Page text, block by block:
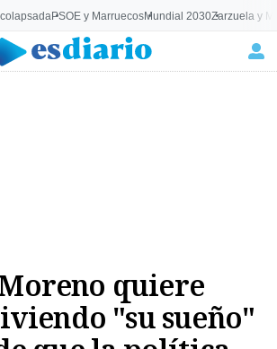
PSOE y MarruecosMundial 2030Zarzuela y
quiere
"su sueño"